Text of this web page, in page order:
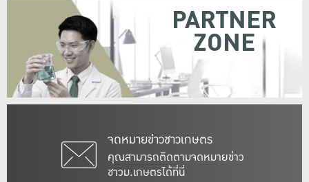
จดหมายข่าวชาวเกษตร
คุณสามารถติดตามจดหมายข่าว
ชาวม.เกษตรได้ที่นี่
PARTNER
ZONE